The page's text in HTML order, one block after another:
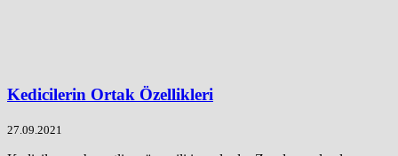
Kedicilerin Ortak Özellikleri
27.09.2021